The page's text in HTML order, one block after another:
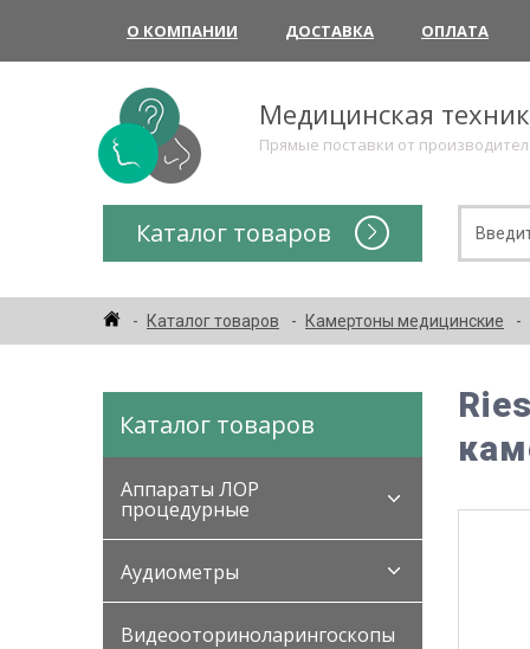
О КОМПАНИИ ДОСТАВКА ОПЛАТА
Медицинская
Прямые поставки от
Каталог товаров
Каталог товаров Камертоны медицинские
Каталог товаров
Аппараты ЛОР
процедурные
Аудиометры
Видеооториноларингоскопы